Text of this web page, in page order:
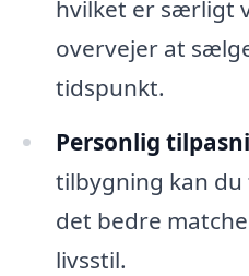
hvilket er særligt
overvejer at
tidspunkt.
Personlig
tilbygning kan du
det bedre
livsstil.